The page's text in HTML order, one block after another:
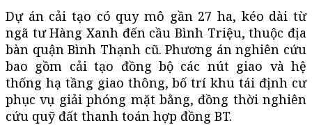
Dự án cải tạo có quy mô gần 27 ha, kéo dài từ
ngã tư Hàng Xanh đến cầu Bình Triệu, thuộc địa
bàn quận Bình Thạnh cũ. Phương án nghiên cứu
bao gồm cải tạo đồng bộ các nút giao và hệ
thống hạ tầng giao thông, bố trí khu tái định cư
phục vụ giải phóng mặt bằng, đồng thời nghiên
cứu quỹ đất thanh toán hợp đồng BT.